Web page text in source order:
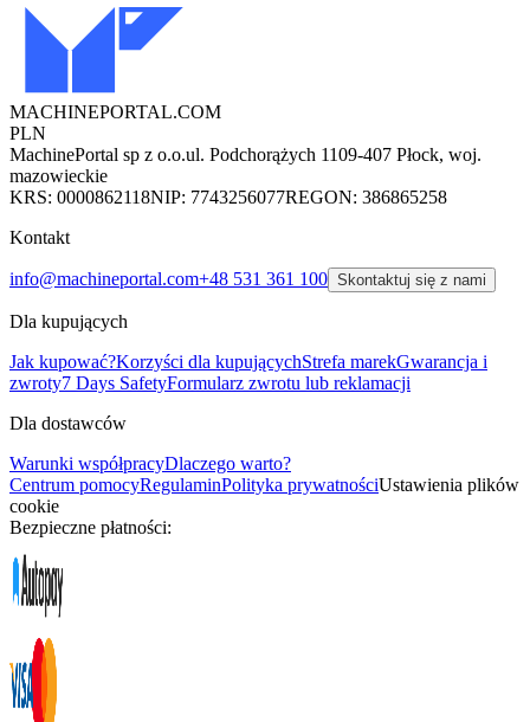
MACHINEPORTAL.COM
PLN
MachinePortal sp z o.o.ul. Podchorążych 1109-407 Płock, woj.
mazowieckie
KRS: 0000862118NIP: 7743256077REGON: 386865258
Kontakt
info@machineportal.com+48 531 361 100 Skontaktuj się z nami
Dla kupujących
Jak kupować?Korzyści dla kupującychStrefa marekGwarancja i
zwroty7 Days SafetyFormularz zwrotu lub reklamacji
Dla dostawców
Warunki współpracyDlaczego warto?
Centrum pomocyRegulaminPolityka prywatnościUstawienia plików
cookie
Bezpieczne płatności: